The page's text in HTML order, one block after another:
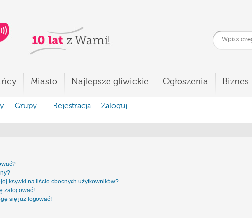
Miasto Najlepsze gliwickie Ogłoszenia Biznes
Grupy Rejestracja
Zaloguj
ksywki na liście obecnych użytkowników?
zalogować!
się już logować!